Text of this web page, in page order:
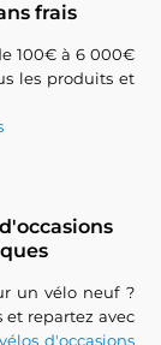
frais
100€ à 6 000€
les produits et
un vélo neuf ?
et repartez avec
vélos d'occasions